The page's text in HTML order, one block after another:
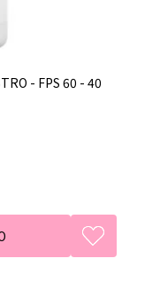
- FPS 60 - 40